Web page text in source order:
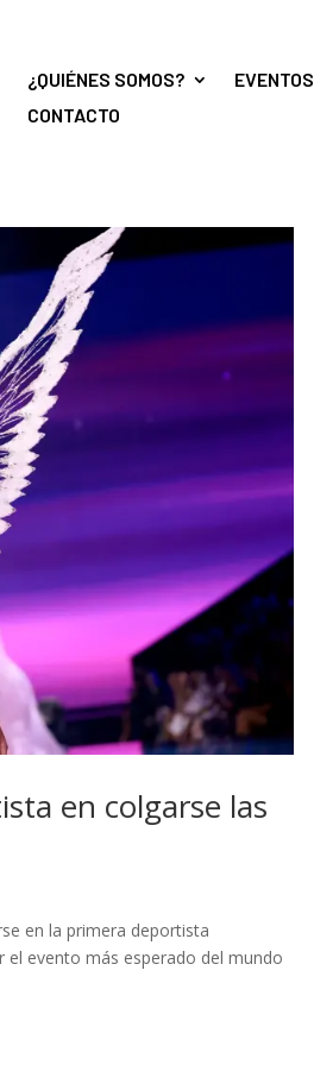
¿QUIÉNES SOMOS? EVENTOS
CONTACTO
en colgarse las
en la primera deportista
el evento más esperado del mundo